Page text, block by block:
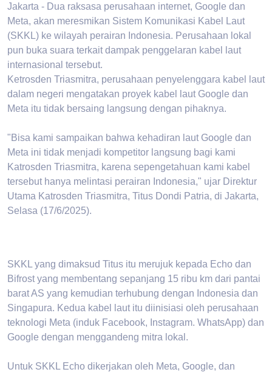
Jakarta - Dua raksasa perusahaan internet, Google dan
Meta, akan meresmikan Sistem Komunikasi Kabel Laut
(SKKL) ke wilayah perairan Indonesia. Perusahaan lokal
pun buka suara terkait dampak penggelaran kabel laut
internasional tersebut.
Ketrosden Triasmitra, perusahaan penyelenggara kabel laut
dalam negeri mengatakan proyek kabel laut Google dan
Meta itu tidak bersaing langsung dengan pihaknya.
"Bisa kami sampaikan bahwa kehadiran laut Google dan
Meta ini tidak menjadi kompetitor langsung bagi kami
Katrosden Triasmitra, karena sepengetahuan kami kabel
tersebut hanya melintasi perairan Indonesia," ujar Direktur
Utama Katrosden Triasmitra, Titus Dondi Patria, di Jakarta,
Selasa (17/6/2025).
SKKL yang dimaksud Titus itu merujuk kepada Echo dan
Bifrost yang membentang sepanjang 15 ribu km dari pantai
barat AS yang kemudian terhubung dengan Indonesia dan
Singapura. Kedua kabel laut itu diinisiasi oleh perusahaan
teknologi Meta (induk Facebook, Instagram. WhatsApp) dan
Google dengan menggandeng mitra lokal.
Untuk SKKL Echo dikerjakan oleh Meta, Google, dan